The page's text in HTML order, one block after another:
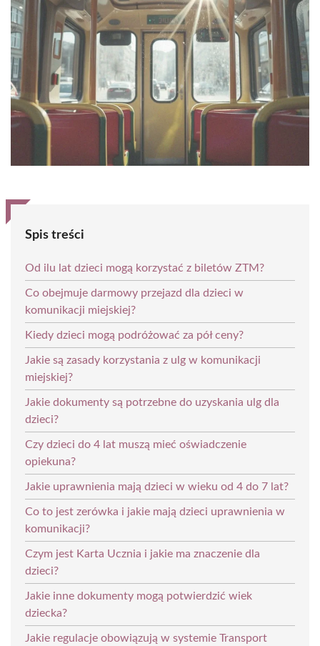
Spis treści
Od ilu lat dzieci mogą korzystać z biletów ZTM?
Co obejmuje darmowy przejazd dla dzieci w
komunikacji miejskiej?
Kiedy dzieci mogą podróżować za pół ceny?
Jakie są zasady korzystania z ulg w komunikacji
miejskiej?
Jakie dokumenty są potrzebne do uzyskania ulg dla
dzieci?
Czy dzieci do 4 lat muszą mieć oświadczenie
opiekuna?
Jakie uprawnienia mają dzieci w wieku od 4 do 7 lat?
Co to jest zerówka i jakie mają dzieci uprawnienia w
komunikacji?
Czym jest Karta Ucznia i jakie ma znaczenie dla
dzieci?
Jakie inne dokumenty mogą potwierdzić wiek
dziecka?
Jakie regulacje obowiązują w systemie Transport